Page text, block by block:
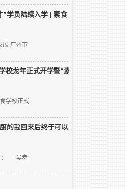
”学员陆续入学 | 素食
展 广州市
校龙年正式开学暨“素
学校正式
的我回来后终于可以
： 吴老